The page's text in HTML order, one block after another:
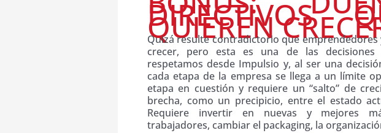
DIRECTIVOS
QUIEREN
Quizá resulte contradictorio que
crecer, pero esta es una de las decisiones
respetamos desde Impulsio y, al ser una
cada etapa de la empresa se llega a un límite
etapa en cuestión y requiere un “salto” de
brecha, como un precipicio, entre el estado
Requiere invertir en nuevas y mejores
trabajadores, cambiar el packaging, la